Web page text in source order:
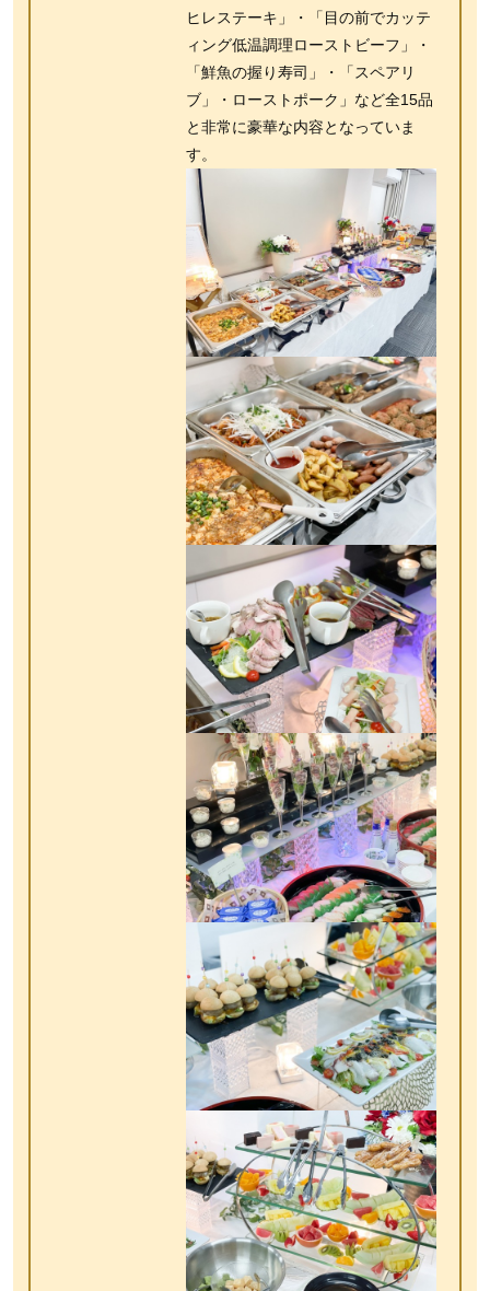
ヒレステーキ」・「目の前でカッテ
ィング低温調理ローストビーフ」・
「鮮魚の握り寿司」・「スペアリ
ブ」・ローストポーク」など全15品
と非常に豪華な内容となっていま
す。